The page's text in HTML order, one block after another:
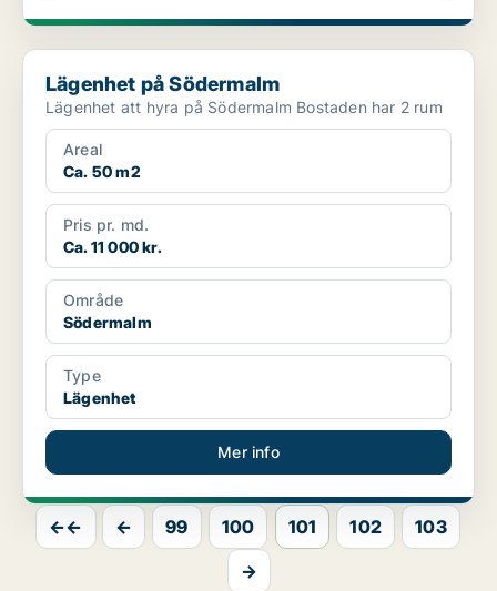
Lägenhet på Södermalm
Lägenhet på Södermalm
Lägenhet att hyra på Södermalm Bostaden har 2 rum
Areal
Ca. 50 m2
Pris pr. md.
Ca. 11 000 kr.
Område
Södermalm
Type
Lägenhet
Mer info
←← ← 99 100 101 102
103
→